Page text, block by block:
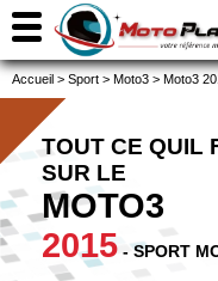
Accueil > Sport > Moto3 > Moto3
TOUT CE QUIL
SUR LE
MOTO3
2015 - SPORT